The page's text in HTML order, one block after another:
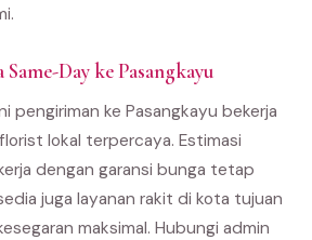
Day ke Pasangkayu
pengiriman ke Pasangkayu bekerja
lokal terpercaya. Estimasi
dengan garansi bunga tetap
juga layanan rakit di kota tujuan
maksimal. Hubungi admin